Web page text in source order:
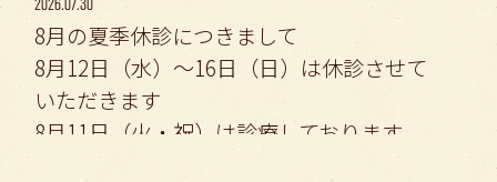
8月の夏季休診につきまして
8月12日（水）〜16日（日）は休診させて
いただきます
8月11日（火・祝）は診療しております
ご確認の上、ご来院ください